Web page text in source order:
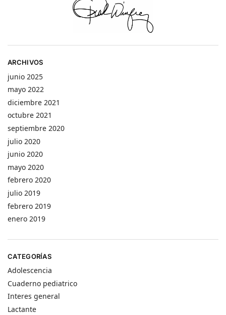
ARCHIVOS
junio 2025
mayo 2022
diciembre 2021
octubre 2021
septiembre 2020
julio 2020
junio 2020
mayo 2020
febrero 2020
julio 2019
febrero 2019
enero 2019
CATEGORÍAS
Adolescencia
Cuaderno pediatrico
Interes general
Lactante